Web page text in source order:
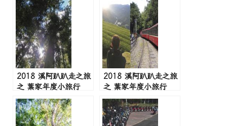
2018 溪阿趴趴走之旅
之 葉家年度小旅行
Day2
2018 溪阿趴趴走之旅
之 葉家年度小旅行
Day3